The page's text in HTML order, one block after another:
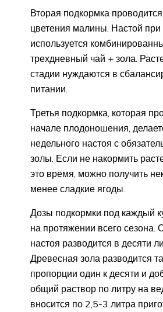
Вторая подкормка
цветения малины. Настой при
используется
трехдневный чай + зола.
стадии нуждаются в
питании.
Третья подкормка, которая
начале плодоношения,
недельного настоя с
золы. Если не накормить
это время, можно получить
менее сладкие ягоды.
Дозы подкормки под каждый
на протяжении всего сезона.
настоя разводится в десяти
Древесная зола разводится
пропорции один к десяти и
общий раствор по литру на
вносится по 2,5-3 литра